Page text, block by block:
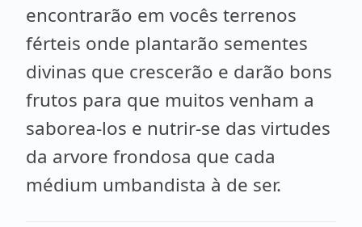
encontrarão em vocês terrenos
férteis onde plantarão sementes
divinas que crescerão e darão bons
frutos para que muitos venham a
saborea-los e nutrir-se das virtudes
da arvore frondosa que cada
médium umbandista à de ser.